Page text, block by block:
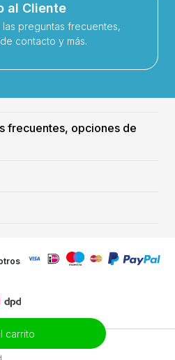
carrito
al Cliente
las preguntas frecuentes,
contacto y más.
frecuentes, opciones de